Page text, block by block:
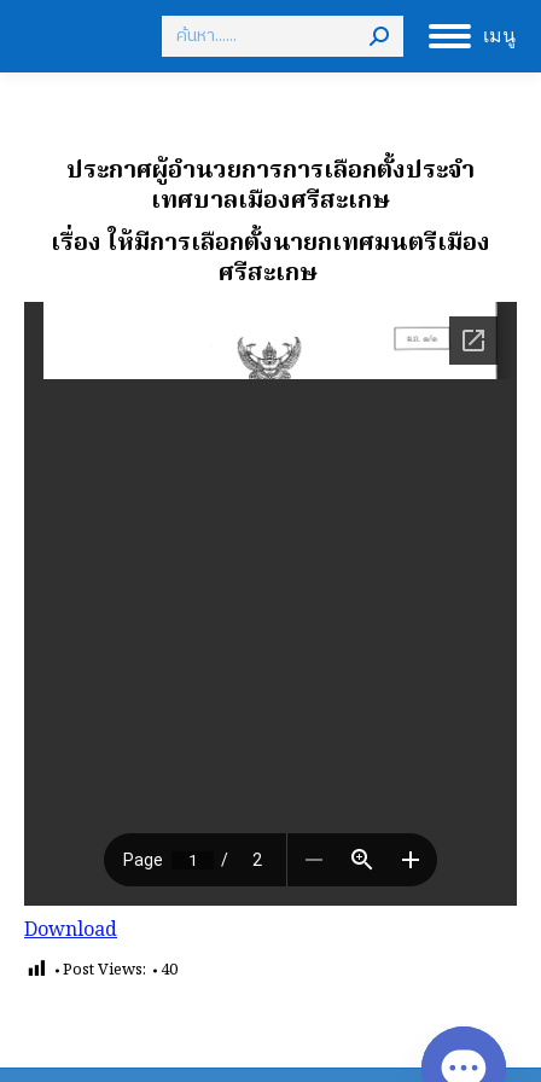
เมนู
Search:
ประกาศผู้อํานวยการการเลือกตั้งประจํา
เทศบาลเมืองศรีสะเกษ
เรื่อง ให้มีการเลือกตั้งนายกเทศมนตรีเมือง
ศรีสะเกษ
Download
Post Views: 40